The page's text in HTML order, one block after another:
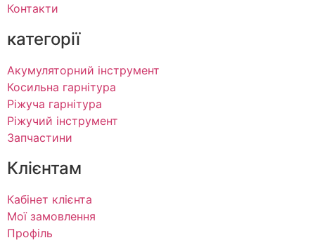
Контакти
категорії
Акумуляторний інструмент
Косильна гарнітура
Ріжуча гарнітура
Ріжучий інструмент
Запчастини
Клієнтам
Кабінет клієнта
Мої замовлення
Профіль